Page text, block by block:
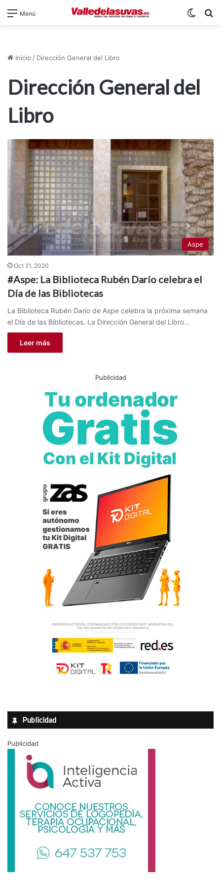
Menú
Inicio / Dirección General del Libro
Dirección General del
Libro
Aspe
Oct 21, 2020
#Aspe: La Biblioteca Rubén Darío celebra el
Día de las Bibliotecas
La Biblioteca Rubén Darío de Aspe celebra la próxima semana
el Día de las Bibliotecas. La Dirección General del Libro…
Leer más
Publicidad
Publicidad
Publicidad